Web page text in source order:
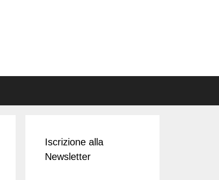
Iscrizione alla
Newsletter